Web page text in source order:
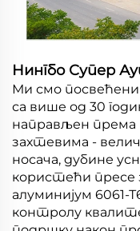
Нингбо Супер
Ми смо
са више од 30
направљен
захтевима -
носача, дубине
користећи пресе
алуминијум 6061-
контролу